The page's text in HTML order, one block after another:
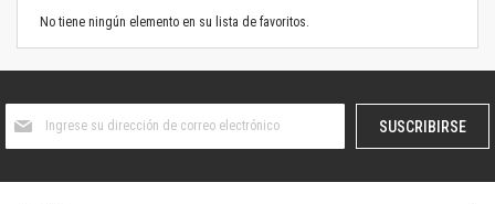
No tiene ningún elemento en su lista de favoritos.
boletín
SUSCRIBIRSE